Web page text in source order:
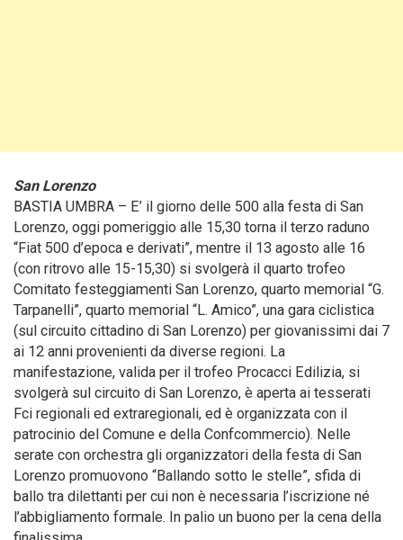
San Lorenzo
BASTIA UMBRA – E’ il giorno delle 500 alla festa di San
Lorenzo, oggi pomeriggio alle 15,30 torna il terzo raduno
“Fiat 500 d’epoca e derivati”, mentre il 13 agosto alle 16
(con ritrovo alle 15-15,30) si svolgerà il quarto trofeo
Comitato festeggiamenti San Lorenzo, quarto memorial “G.
Tarpanelli”, quarto memorial “L. Amico”, una gara ciclistica
(sul circuito cittadino di San Lorenzo) per giovanissimi dai 7
ai 12 anni provenienti da diverse regioni. La
manifestazione, valida per il trofeo Procacci Edilizia, si
svolgerà sul circuito di San Lorenzo, è aperta ai tesserati
Fci regionali ed extraregionali, ed è organizzata con il
patrocinio del Comune e della Confcommercio). Nelle
serate con orchestra gli organizzatori della festa di San
Lorenzo promuovono “Ballando sotto le stelle”, sfida di
ballo tra dilettanti per cui non è necessaria l’iscrizione né
l’abbigliamento formale. In palio un buono per la cena della